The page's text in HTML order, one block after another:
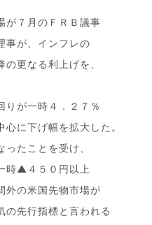
が７月のＦＲＢ議事
事が、インフレの
更なる利上げを、
りが一時４．２７％
に下げ幅を拡大した。
たことを受け、
時▲４５０円以上
外の米国先物市場が
の先行指標と言われる